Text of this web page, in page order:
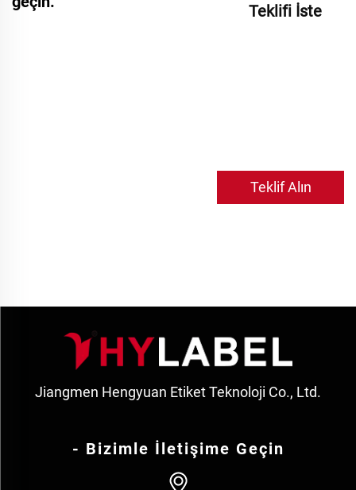
Teklifi İste
Teklif Alın
Jiangmen Hengyuan Etiket Teknoloji Co., Ltd.
- Bizimle İletişime Geçin